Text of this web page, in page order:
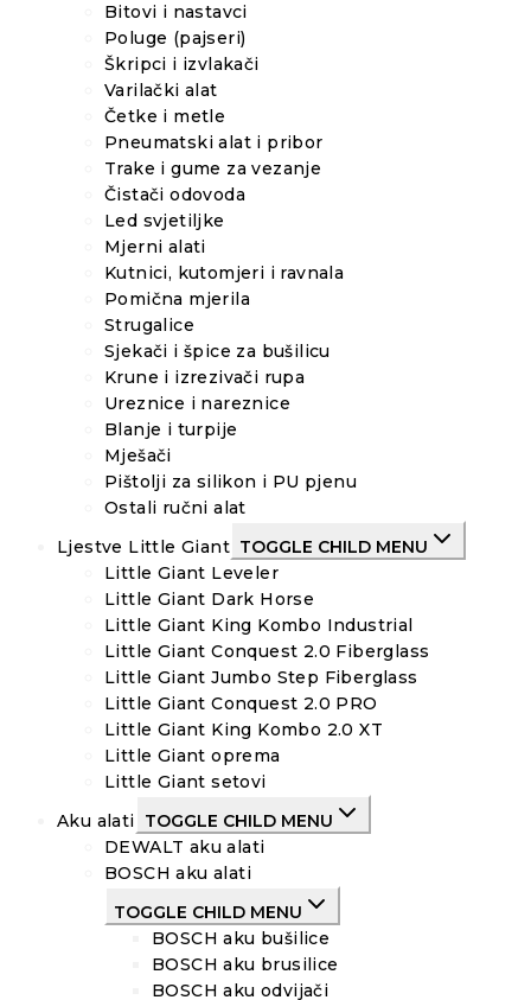
Bitovi i nastavci
Poluge (pajseri)
Škripci i izvlakači
Varilački alat
Četke i metle
Pneumatski alat i pribor
Trake i gume za vezanje
Čistači odovoda
Led svjetiljke
Mjerni alati
Kutnici, kutomjeri i ravnala
Pomična mjerila
Strugalice
Sjekači i špice za bušilicu
Krune i izrezivači rupa
Ureznice i nareznice
Blanje i turpije
Mješači
Pištolji za silikon i PU pjenu
Ostali ručni alat
Ljestve Little Giant TOGGLE CHILD MENU
Little Giant Leveler
Little Giant Dark Horse
Little Giant King Kombo Industrial
Little Giant Conquest 2.0 Fiberglass
Little Giant Jumbo Step Fiberglass
Little Giant Conquest 2.0 PRO
Little Giant King Kombo 2.0 XT
Little Giant oprema
Little Giant setovi
Aku alati TOGGLE CHILD MENU
DEWALT aku alati
BOSCH aku alati
TOGGLE CHILD MENU
BOSCH aku bušilice
BOSCH aku brusilice
BOSCH aku odvijači